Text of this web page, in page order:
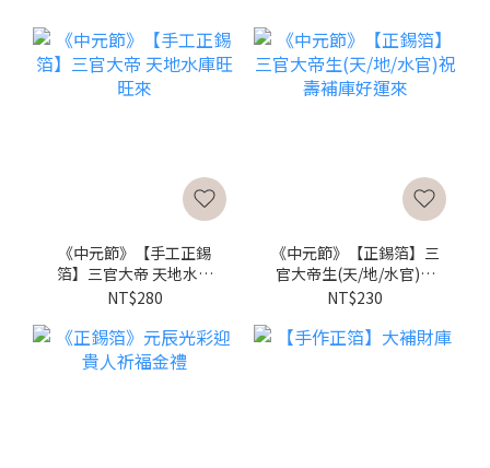
《中元節》【手工正錫
箔】三官大帝 天地水庫
旺旺來
NT$280
《中元節》【正錫箔】三
官大帝生(天/地/水官)祝
壽補庫好運來
NT$230